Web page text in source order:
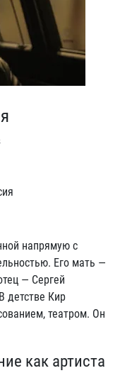
напрямую с
Его мать —
— Сергей
детстве Кир
театром. Он
как артиста